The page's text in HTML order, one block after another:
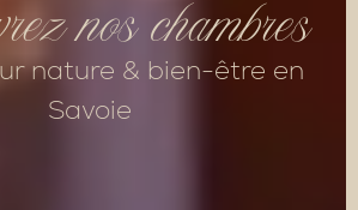
nos chambres
nature & bien-être en
Savoie